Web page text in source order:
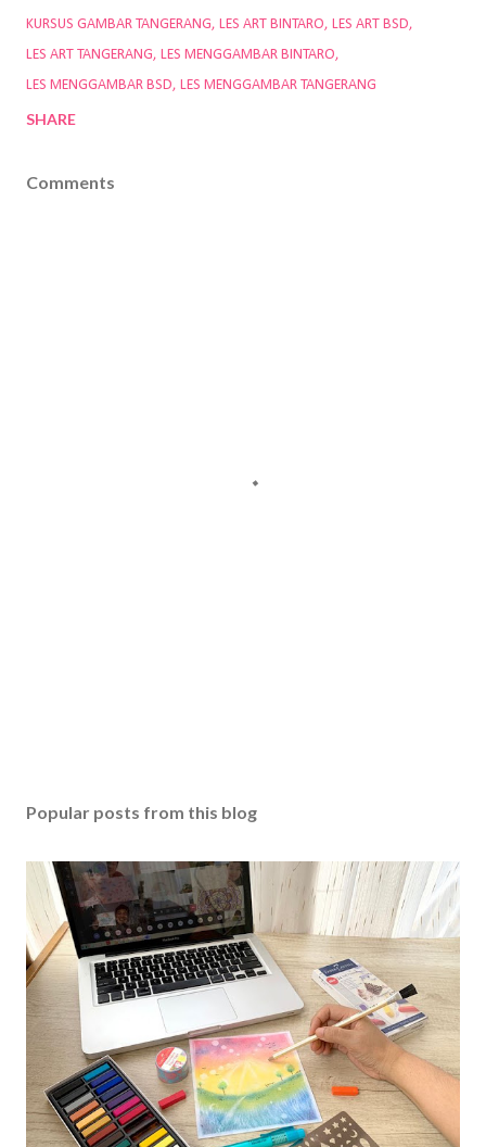
KURSUS GAMBAR TANGERANG
LES ART BINTARO
LES ART BSD
LES ART TANGERANG
LES MENGGAMBAR BINTARO
LES MENGGAMBAR BSD
LES MENGGAMBAR TANGERANG
SHARE
Comments
Popular posts from this blog